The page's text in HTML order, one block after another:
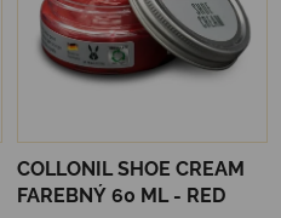
COLLONIL SHOE CREAM
FAREBNÝ 60 ML - RED